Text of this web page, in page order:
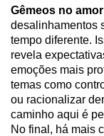
Gêmeos no
desalinhamentos
tempo diferente.
revela
emoções mais
temas como
ou racionalizar
caminho aqui é
No final, há mais